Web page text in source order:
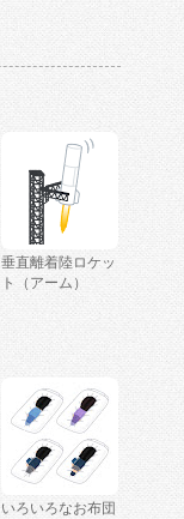
垂直離着陸ロケッ
ト（アーム）
いろいろなお布団